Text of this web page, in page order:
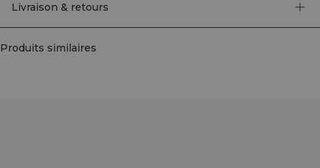
Entrejambe de 5 pouces, taille élastiquée avec cordon plat, extensible dans
Livraison & retours
Produits similaires